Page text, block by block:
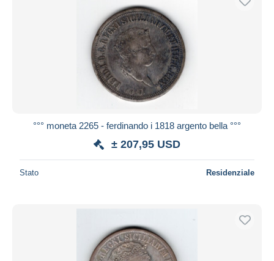
°°° moneta 2265 - ferdinando i 1818 argento bella °°°
± 207,95 USD
Stato Residenziale